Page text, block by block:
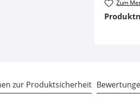
Zum
zur Produktsicherheit